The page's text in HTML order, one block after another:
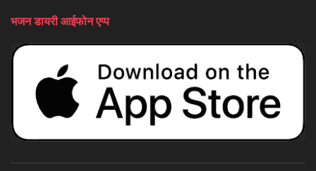
भजन डायरी आईफोन एप्प